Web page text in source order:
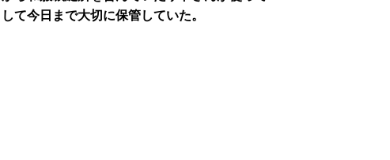
て今日まで大切に保管していた。